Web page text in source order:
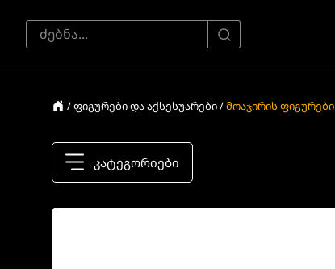
/ ფიგურები და აქსესუარები /მოაჯირის ფიგურები
კატეგორიები